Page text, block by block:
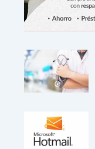
Noticias